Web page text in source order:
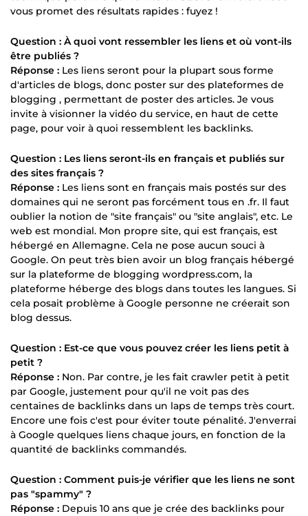
vous promet des résultats rapides : fuyez !
Question : À quoi vont ressembler les liens et où vont-ils
être publiés ?
Réponse : Les liens seront pour la plupart sous forme
d'articles de blogs, donc poster sur des plateformes de
blogging , permettant de poster des articles. Je vous
invite à visionner la vidéo du service, en haut de cette
page, pour voir à quoi ressemblent les backlinks.
Question : Les liens seront-ils en français et publiés sur
des sites français ?
Réponse : Les liens sont en français mais postés sur des
domaines qui ne seront pas forcément tous en .fr. Il faut
oublier la notion de "site français" ou "site anglais", etc. Le
web est mondial. Mon propre site, qui est français, est
hébergé en Allemagne. Cela ne pose aucun souci à
Google. On peut très bien avoir un blog français hébergé
sur la plateforme de blogging wordpress.com, la
plateforme héberge des blogs dans toutes les langues. Si
cela posait problème à Google personne ne créerait son
blog dessus.
Question : Est-ce que vous pouvez créer les liens petit à
petit ?
Réponse : Non. Par contre, je les fait crawler petit à petit
par Google, justement pour qu'il ne voit pas des
centaines de backlinks dans un laps de temps très court.
Encore une fois c'est pour éviter toute pénalité. J'enverrai
à Google quelques liens chaque jours, en fonction de la
quantité de backlinks commandés.
Question : Comment puis-je vérifier que les liens ne sont
pas "spammy" ?
Réponse : Depuis 10 ans que je crée des backlinks pour